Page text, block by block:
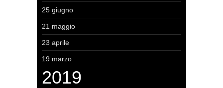
25 giugno
21 maggio
23 aprile
19 marzo
2019